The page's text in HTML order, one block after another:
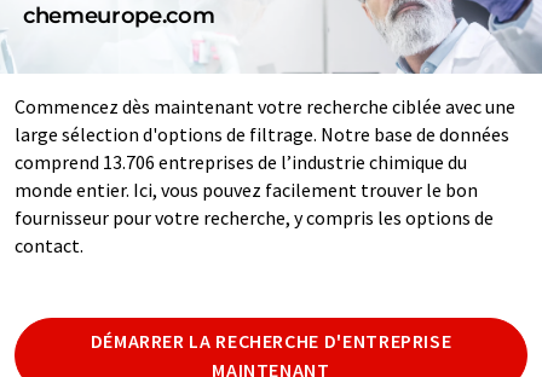
chemeurope.com
Commencez dès maintenant votre recherche ciblée avec une
large sélection d'options de filtrage. Notre base de données
comprend 13.706 entreprises de l’industrie chimique du
monde entier. Ici, vous pouvez facilement trouver le bon
fournisseur pour votre recherche, y compris les options de
contact.
DÉMARRER LA RECHERCHE D'ENTREPRISE
MAINTENANT